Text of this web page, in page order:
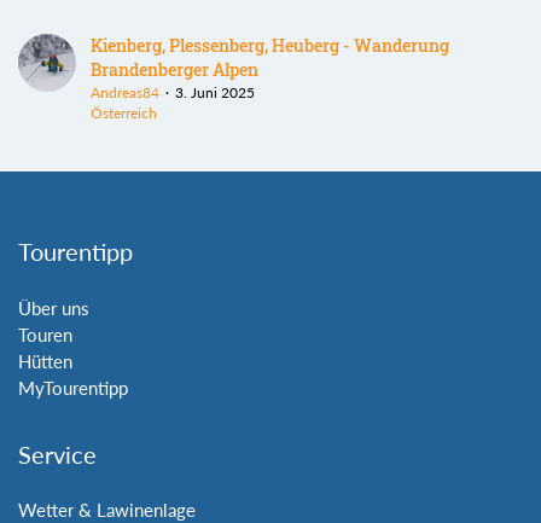
Kienberg, Plessenberg, Heuberg - Wanderung
Brandenberger Alpen
Andreas84
3. Juni 2025
Österreich
Tourentipp
Über uns
Touren
Hütten
MyTourentipp
Service
Wetter & Lawinenlage